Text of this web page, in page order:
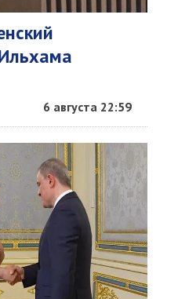
6 августа 22:59